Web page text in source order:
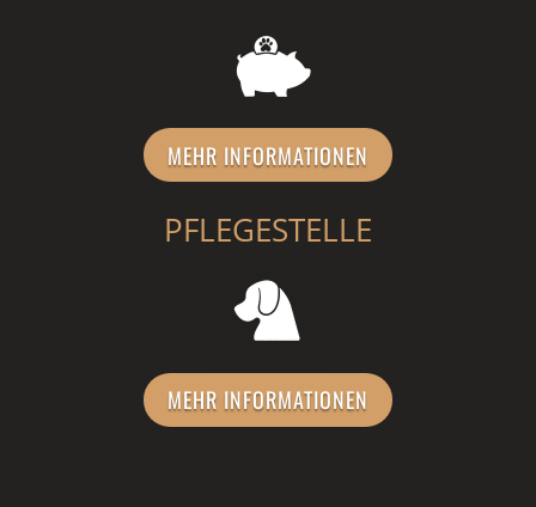
MEHR INFORMATIONEN
PFLEGESTELLE
MEHR INFORMATIONEN